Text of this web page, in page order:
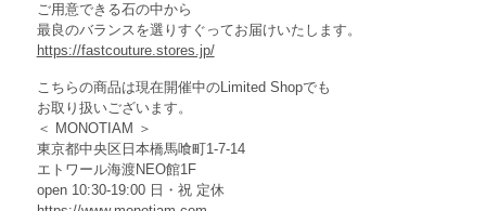
ご用意できる石の中から
最良のバランスを選りすぐってお届けいたします。
https://fastcouture.stores.jp/
こちらの商品は現在開催中のLimited Shopでも
お取り扱いございます。
＜ MONOTIAM ＞
東京都中央区日本橋馬喰町1-7-14
エトワール海渡NEO館1F
open 10:30-19:00 日・祝 定休